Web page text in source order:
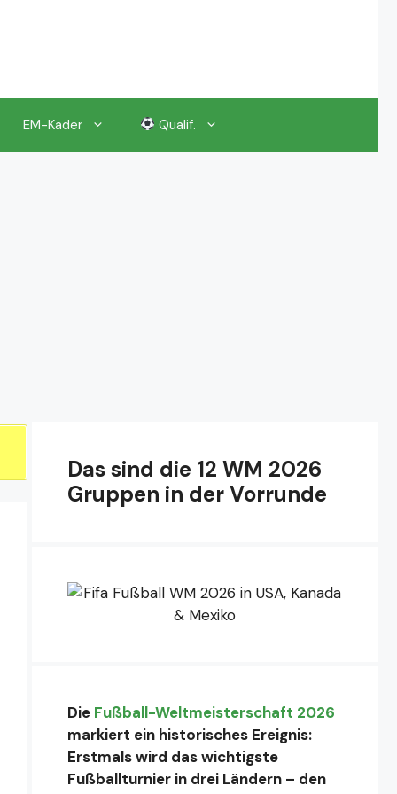
EM-Kader Qualif.
Das sind die 12 WM 2026
Gruppen in der Vorrunde
Die Fußball-Weltmeisterschaft 2026
markiert ein historisches Ereignis:
Erstmals wird das wichtigste
Fußballturnier in drei Ländern – den